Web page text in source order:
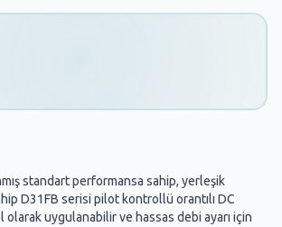
standart performansa sahip, yerleşik
D31FB serisi pilot kontrollü orantılı DC
olarak uygulanabilir ve hassas debi ayarı için